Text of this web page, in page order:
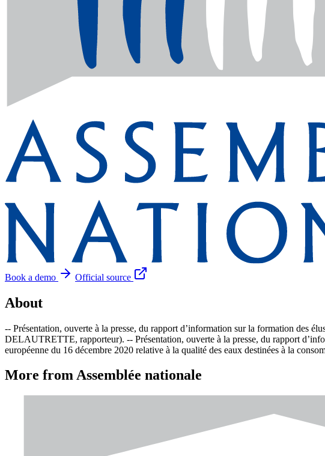
Book a demo
Official source
About
-- Présentation, ouverte à la presse, du rapport d’information sur la formation des
DELAUTRETTE, rapporteur). -- Présentation, ouverte à la presse, du rapport
européenne du 16 décembre 2020 relative à la qualité des eaux destinées à la
More from Assemblée nationale